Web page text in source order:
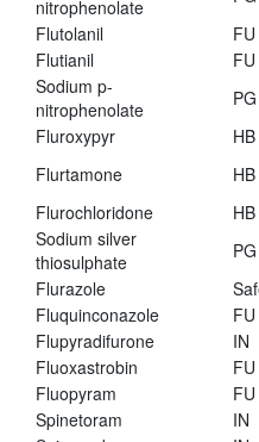
nitrophenolate
Flutolanil
FU
Flutianil
FU
Sodium p-
nitrophenolate
PG
Fluroxypyr
HB
Flurtamone
HB
Flurochloridone
HB
Sodium silver
thiosulphate
PG
Flurazole
Fluquinconazole
FU
Flupyradifurone
IN
Fluoxastrobin
FU
Fluopyram
FU
Spinetoram
IN